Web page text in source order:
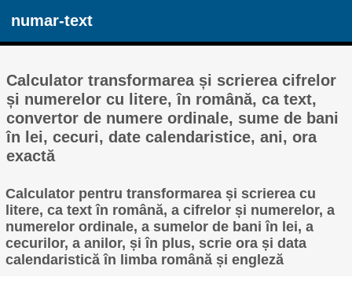
numar-text
Calculator transformarea și scrierea cifrelor
și numerelor cu litere, în română, ca text,
convertor de numere ordinale, sume de bani
în lei, cecuri, date calendaristice, ani, ora
exactă
Calculator pentru transformarea și scrierea cu
litere, ca text în română, a cifrelor și numerelor, a
numerelor ordinale, a sumelor de bani în lei, a
cecurilor, a anilor, și în plus, scrie ora și data
calendaristică în limba română și engleză